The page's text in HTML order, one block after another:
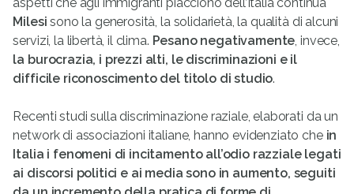
aspetti che agli immigranti piacciono dell’Italia continua
Milesi sono la generosità, la solidarietà, la qualità di alcuni
servizi, la libertà, il clima. Pesano negativamente, invece,
la burocrazia, i prezzi alti, le discriminazioni e il
difficile riconoscimento del titolo di studio.
Recenti studi sulla discriminazione raziale, elaborati da un
network di associazioni italiane, hanno evidenziato che in
Italia i fenomeni di incitamento all’odio razziale legati
ai discorsi politici e ai media sono in aumento, seguiti